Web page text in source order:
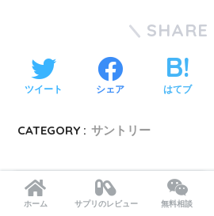
SHARE
ツイート シェア はてブ
CATEGORY : サントリー
ホーム サプリのレビュー 無料相談